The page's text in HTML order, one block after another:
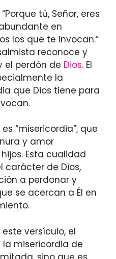
tú, Señor, eres
en
los que te invocan.”
reconoce y
el perdón de Dios. El
la
que Dios tiene para
“misericordia”, que
y amor
Esta cualidad
carácter de Dios,
a perdonar y
se acercan a Él en
este versículo, el
misericordia de